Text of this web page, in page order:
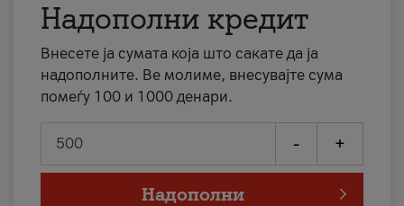
Надополни кредит
Внесете ја сумата која што сакате да ја
надополните. Ве молиме, внесувајте сума
помеѓу 100 и 1000 денари.
- +
Надополни